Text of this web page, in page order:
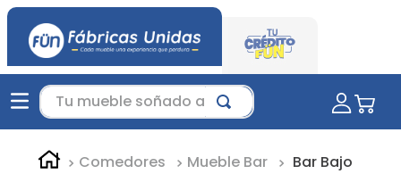
Tu mueble soñado aquí...
Comedores Mueble Bar
Bar Bajo